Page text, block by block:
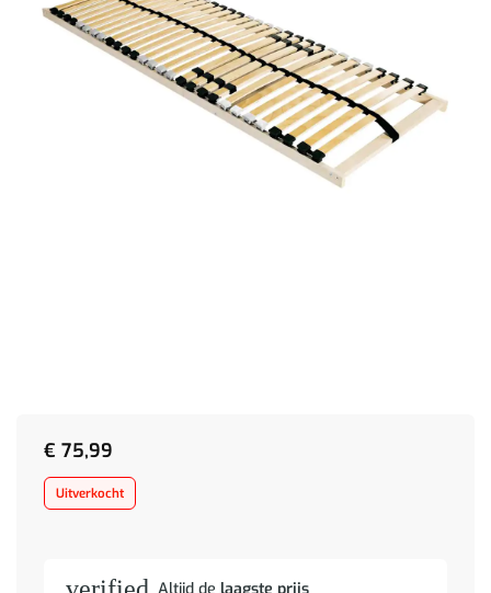
€ 75,99
Uitverkocht